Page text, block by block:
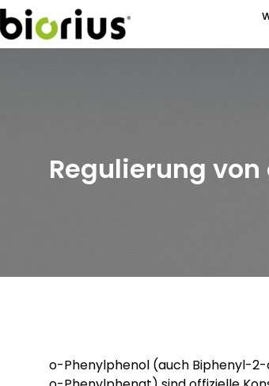
Regulierung
o-Phenylphenol (auch Biphenyl-